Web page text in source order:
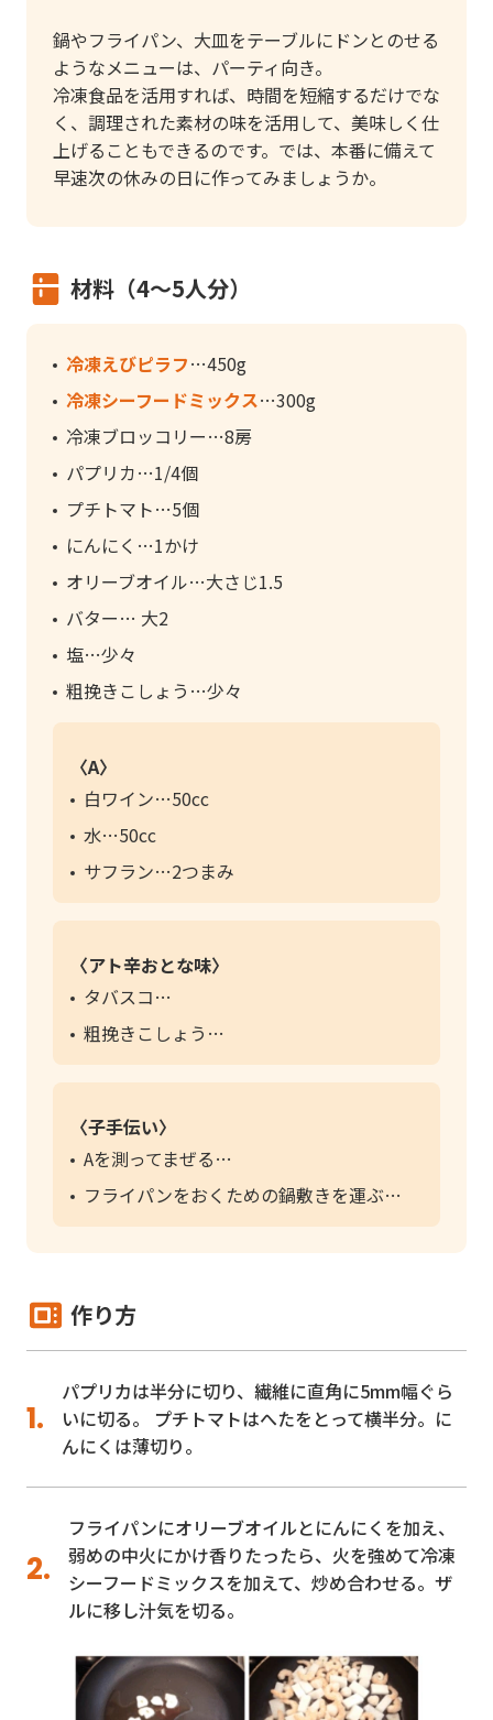
鍋やフライパン、大皿をテーブルにドンとのせる
ようなメニューは、パーティ向き。
冷凍食品を活用すれば、時間を短縮するだけでな
く、調理された素材の味を活用して、美味しく仕
上げることもできるのです。では、本番に備えて
早速次の休みの日に作ってみましょうか。
材料（4～5人分）
冷凍えびピラフ
450g
冷凍シーフードミックス
300g
冷凍ブロッコリー
8房
パプリカ
1/4個
プチトマト
5個
にんにく
1かけ
オリーブオイル
大さじ1.5
バター
大2
塩
少々
粗挽きこしょう
少々
〈A〉
白ワイン
50cc
水
50cc
サフラン
2つまみ
〈アト辛おとな味〉
タバスコ
粗挽きこしょう
〈子手伝い〉
Aを測ってまぜる
フライパンをおくための鍋敷きを運ぶ
作り方
パプリカは半分に切り、繊維に直角に5mm幅ぐら
いに切る。 プチトマトはへたをとって横半分。に
んにくは薄切り。
フライパンにオリーブオイルとにんにくを加え、
弱めの中火にかけ香りたったら、火を強めて冷凍
シーフードミックスを加えて、炒め合わせる。ザ
ルに移し汁気を切る。